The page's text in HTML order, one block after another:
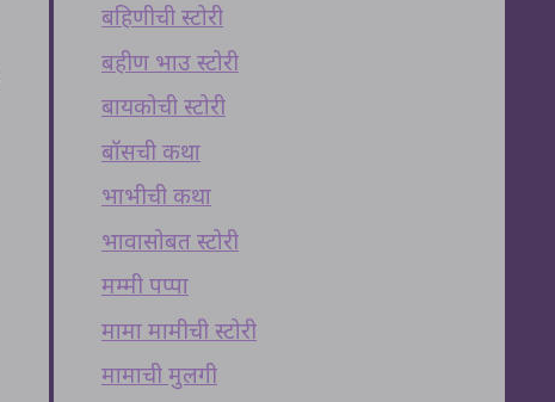
बहिणीची स्टोरी
बहीण भाउ स्टोरी
बायकोची स्टोरी
बॉसची कथा
भाभीची कथा
भावासोबत स्टोरी
मम्मी पप्पा
मामा मामीची स्टोरी
मामाची मुलगी